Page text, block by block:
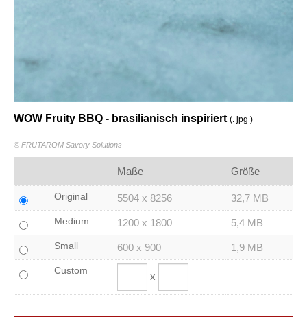
WOW Fruity BBQ - brasilianisch inspiriert (. jpg )
© FRUTAROM Savory Solutions
Maße Größe
Original 5504 x 8256 32,7 MB
Medium 1200 x 1800 5,4 MB
Small 600 x 900 1,9 MB
Custom x